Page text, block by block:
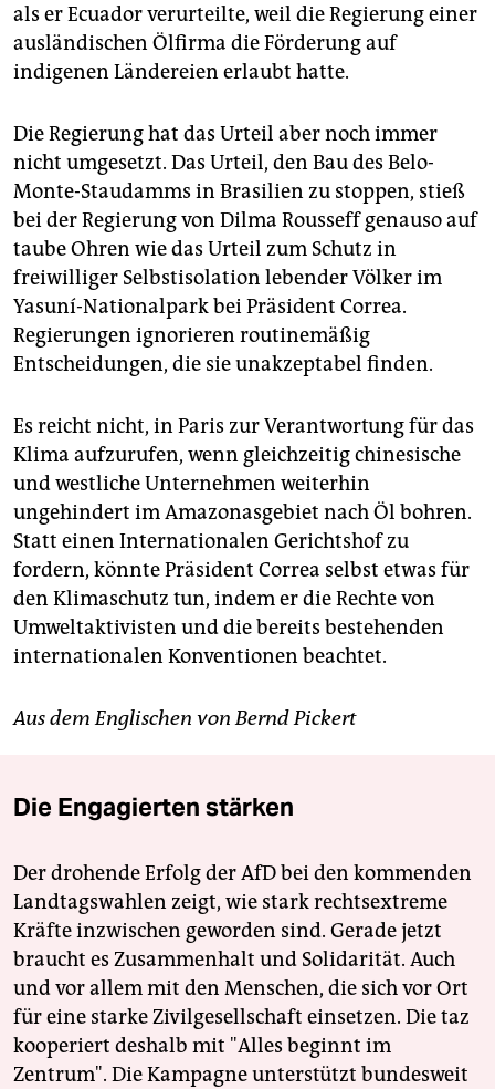
als er Ecuador verurteilte, weil die Regierung einer
ausländischen Ölfirma die Förderung auf
indigenen Ländereien erlaubt hatte.
Die Regierung hat das Urteil aber noch immer
nicht umgesetzt. Das Urteil, den Bau des Belo-
Monte-Staudamms in Brasilien zu stoppen, stieß
bei der Regierung von Dilma Rousseff genauso auf
taube Ohren wie das Urteil zum Schutz in
freiwilliger Selbstisolation lebender Völker im
Yasuní-Nationalpark bei Präsident Correa.
Regierungen ignorieren routinemäßig
Entscheidungen, die sie unakzeptabel finden.
Es reicht nicht, in Paris zur Verantwortung für das
Klima aufzurufen, wenn gleichzeitig chinesische
und westliche Unternehmen weiterhin
ungehindert im Amazonasgebiet nach Öl bohren.
Statt einen Internationalen Gerichtshof zu
fordern, könnte Präsident Correa selbst etwas für
den Klimaschutz tun, indem er die Rechte von
Umweltaktivisten und die bereits bestehenden
internationalen Konventionen beachtet.
Aus dem Englischen von Bernd Pickert
Die Engagierten stärken
Der drohende Erfolg der AfD bei den kommenden
Landtagswahlen zeigt, wie stark rechtsextreme
Kräfte inzwischen geworden sind. Gerade jetzt
braucht es Zusammenhalt und Solidarität. Auch
und vor allem mit den Menschen, die sich vor Ort
für eine starke Zivilgesellschaft einsetzen. Die taz
kooperiert deshalb mit "Alles beginnt im
Zentrum". Die Kampagne unterstützt bundesweit